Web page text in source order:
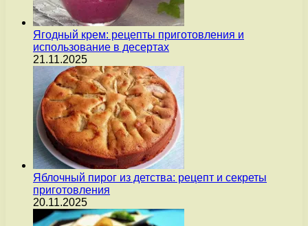
Ягодный крем: рецепты приготовления и
использование в десертах
21.11.2025
Яблочный пирог из детства: рецепт и секреты
приготовления
20.11.2025